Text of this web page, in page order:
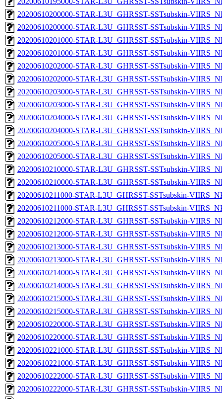
20200610200000-STAR-L3U_GHRSST-SSTsubskin-
20200610200000-STAR-L3U_GHRSST-SSTsubskin-
20200610201000-STAR-L3U_GHRSST-SSTsubskin-
20200610201000-STAR-L3U_GHRSST-SSTsubskin-
20200610202000-STAR-L3U_GHRSST-SSTsubskin-
20200610202000-STAR-L3U_GHRSST-SSTsubskin-
20200610203000-STAR-L3U_GHRSST-SSTsubskin-
20200610203000-STAR-L3U_GHRSST-SSTsubskin-
20200610204000-STAR-L3U_GHRSST-SSTsubskin-
20200610204000-STAR-L3U_GHRSST-SSTsubskin-
20200610205000-STAR-L3U_GHRSST-SSTsubskin-
20200610205000-STAR-L3U_GHRSST-SSTsubskin-
20200610210000-STAR-L3U_GHRSST-SSTsubskin-
20200610210000-STAR-L3U_GHRSST-SSTsubskin-
20200610211000-STAR-L3U_GHRSST-SSTsubskin-
20200610211000-STAR-L3U_GHRSST-SSTsubskin-
20200610212000-STAR-L3U_GHRSST-SSTsubskin-
20200610212000-STAR-L3U_GHRSST-SSTsubskin-
20200610213000-STAR-L3U_GHRSST-SSTsubskin-
20200610213000-STAR-L3U_GHRSST-SSTsubskin-
20200610214000-STAR-L3U_GHRSST-SSTsubskin-
20200610214000-STAR-L3U_GHRSST-SSTsubskin-
20200610215000-STAR-L3U_GHRSST-SSTsubskin-
20200610215000-STAR-L3U_GHRSST-SSTsubskin-
20200610220000-STAR-L3U_GHRSST-SSTsubskin-
20200610220000-STAR-L3U_GHRSST-SSTsubskin-
20200610221000-STAR-L3U_GHRSST-SSTsubskin-
20200610221000-STAR-L3U_GHRSST-SSTsubskin-
20200610222000-STAR-L3U_GHRSST-SSTsubskin-
20200610222000-STAR-L3U_GHRSST-SSTsubskin-